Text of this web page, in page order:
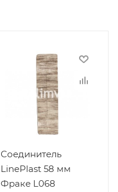
Соединитель
LinePlast 58 мм
Фраке L068